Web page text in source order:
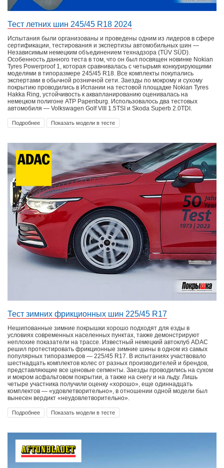
Тест летних шин 245/45 R18 2024
Испытания были организованы и проведены одним из лидеров в сфере
сертификации, тестирования и экспертизы автомобильных шин —
Независимым немецким объединением технадзора (TÜV SÜD).
Особенность данного теста в том, что он был посвящен новинке Nokian
Tyres Powerproof 1, которая сравнивалась с четырьмя конкурирующими
моделями в типоразмере 245/45 R18. Все комплекты покупались
экспертами в обычной розничной сети. Заезды по мокрому и сухому
покрытию проводились в Испании на тестовой площадке Nokian Tyres
Hakka Ring, устойчивость к аквапланированию оценивалась на
немецком полигоне ATP Papenburg. Использовалось два тестовых
автомобиля — Volkswagen Golf VIII 1.5TSI и Skoda Superb 2.0TDI.
Подробнее Показать модели в тесте
Тест зимних фрикционных шин 225/45 R17
Нешипованные зимние покрышки хорошо подходят для езды в
условиях современных населенных пунктах, также демонстрируют
неплохие показатели на трассе. Известный немецкий автоклуб ADAC
решил протестировать фрикционные зимние шины в одном из самых
популярных типоразмеров — 225/45 R17. В испытаниях участвовало
шестнадцать комплектов колес от разных производителей и брендов,
представляющие все ценовые сегменты. Заезды проводились на сухом
и мокром асфальтовом покрытии, а также на снегу и на льду. Лишь
четыре участника получили оценку «хорошо», еще одиннадцать
комплектов — «удовлетворительно», в отношении одной модели был
вынесен вердикт «неудовлетворительно».
Подробнее Показать модели в тесте